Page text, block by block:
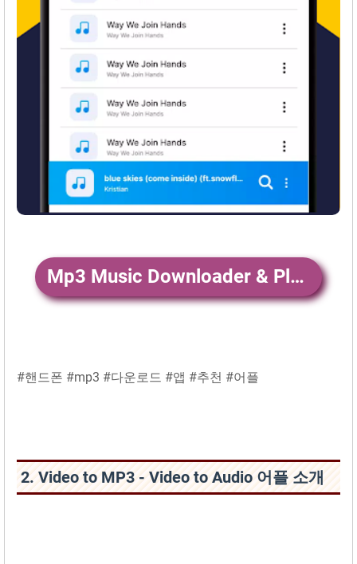
Mp3 Music Downloader & Player 앱 다운로드
#핸드폰 #mp3 #다운로드 #앱 #추천 #어플
2. Video to MP3 - Video to Audio 어플 소개